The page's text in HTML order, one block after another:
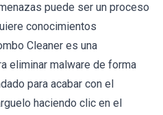
puede ser un proceso
conocimientos
Cleaner es una
eliminar malware de forma
para acabar con el
haciendo clic en el